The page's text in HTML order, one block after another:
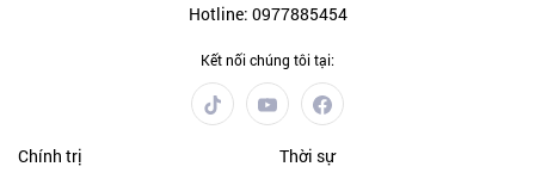
Hotline: 0977885454
Kết nối chúng tôi tại:
Chính trị
Thời sự